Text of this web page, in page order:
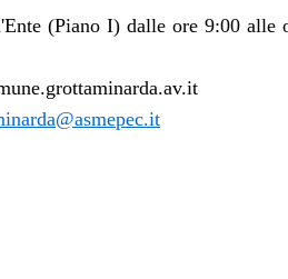
(Piano I) dalle ore 9:00 alle